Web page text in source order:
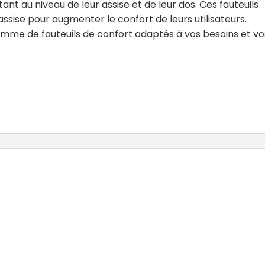
au niveau de leur assise et de leur dos. Ces fauteuils
pour augmenter le confort de leurs utilisateurs.
de fauteuils de confort adaptés à vos besoins et